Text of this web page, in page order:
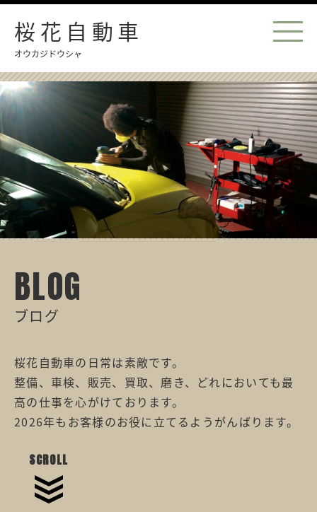
桜花自動車
オウカジドウシャ
BLOG
ブログ
桜花自動車の日常は素敵です。
整備、車検、販売、買取、磨き、どれにおいても最
高の仕事を心がけております。
2026年もお客様のお役に立てるようがんばります。
SCROLL